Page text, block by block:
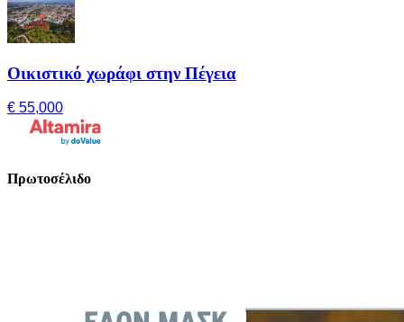
Οικιστικό χωράφι στην Πέγεια
€ 55,000
Πρωτοσέλιδο